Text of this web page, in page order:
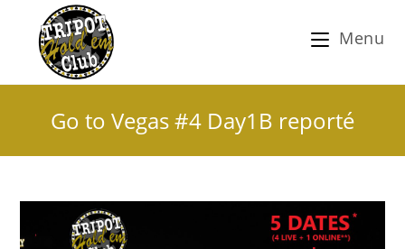
Menu
Go to Vegas #4 Day1B reporté